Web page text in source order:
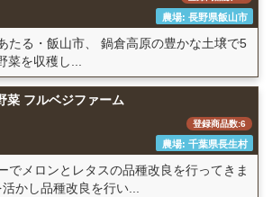
農場: 長野県飯山市
たる・飯山市、 鍋倉高原の豊かな土壌で5
菜を収穫し...
菜 フルベジファーム
登録商品数:6
農場: 千葉県長生村
でメロンとレタスの品種改良を行ってきま
かし品種改良を行い...